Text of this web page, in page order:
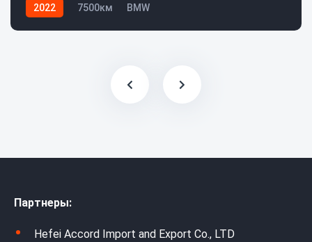
2022 7500км BMW
Партнеры:
Hefei Accord Import and Export Co., LTD